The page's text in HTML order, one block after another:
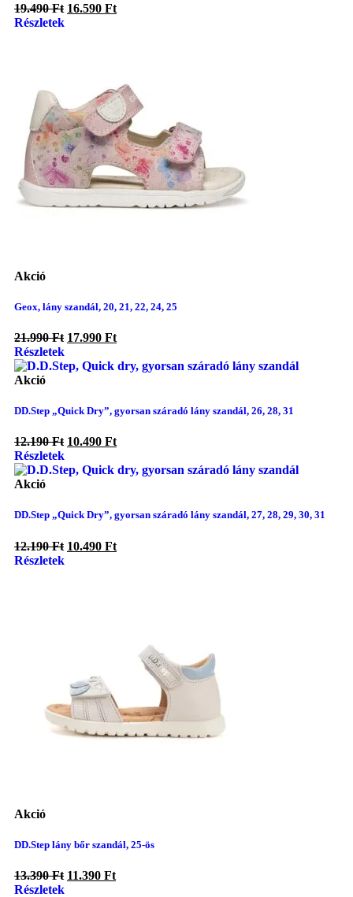
19.490Ft 16.590 Ft
Részletek
Akció
Geox, lány szandál, 20, 21, 22, 24, 25
21.990Ft 17.990 Ft
Részletek
Akció
DD.Step „Quick Dry”, gyorsan száradó lány szandál, 26, 28, 31
12.190Ft 10.490 Ft
Részletek
Akció
DD.Step „Quick Dry”, gyorsan száradó lány szandál, 27, 28, 29, 30, 31
12.190Ft 10.490 Ft
Részletek
Akció
DD.Step lány bőr szandál, 25-ös
13.390Ft 11.390 Ft
Részletek